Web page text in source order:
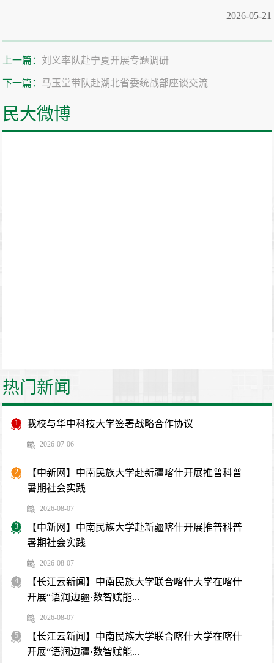
2026-05-21
上一篇： 刘义率队赴宁夏开展专题调研
下一篇： 马玉堂带队赴湖北省委统战部座谈交流
民大微博
热门新闻
1 我校与华中科技大学签署战略合作协议
2026-07-06
2
【中新网】中南民族大学赴新疆喀什开展推普科普
暑期社会实践
2026-08-07
3
【中新网】中南民族大学赴新疆喀什开展推普科普
暑期社会实践
2026-08-07
4
【长江云新闻】中南民族大学联合喀什大学在喀什
开展“语润边疆·数智赋能...
2026-08-07
5
【长江云新闻】中南民族大学联合喀什大学在喀什
开展“语润边疆·数智赋能...